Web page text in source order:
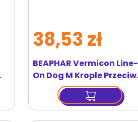
BEAPHAR Vermicon Line-
On Dog M Krople Przeciw
Pchłom i Kleszczom
Średnie Psy 3x3 ml
38,53 zł